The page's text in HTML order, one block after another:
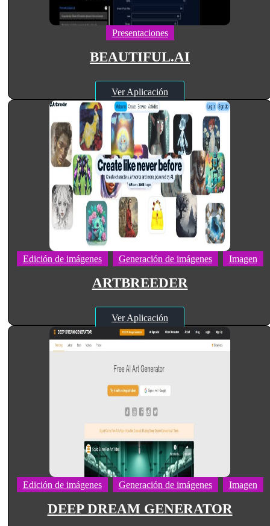
Presentaciones
BEAUTIFUL.AI
Ver Aplicación
Edición de imágenes Generación de imágenes Imagen
ARTBREEDER
Ver Aplicación
Edición de imágenes Generación de imágenes Imagen
DEEP DREAM GENERATOR